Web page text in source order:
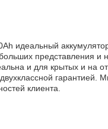
идеальный
представления
и для крытых и на
клиента.